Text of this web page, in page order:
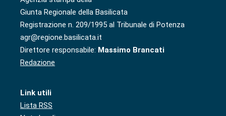
Giunta Regionale della Basilicata
Registrazione n. 209/1995 al Tribunale di Potenza
agr@regione.basilicata.it
Direttore responsabile: Massimo Brancati
Redazione
Link utili
Lista RSS